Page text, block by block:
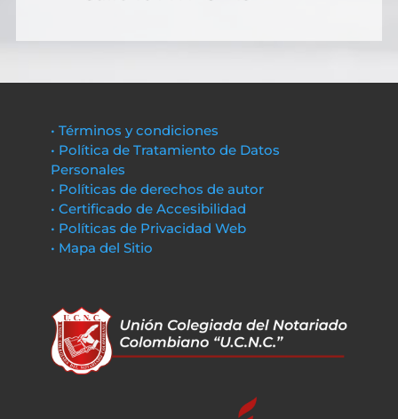
• Términos y condiciones
• Política de Tratamiento de Datos
Personales
• Políticas de derechos de autor
• Certificado de Accesibilidad
• Políticas de Privacidad Web
• Mapa del Sitio